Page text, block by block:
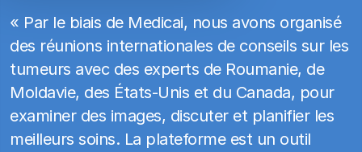
« Par le biais de Medicai, nous avons organisé
des réunions internationales de conseils sur les
tumeurs avec des experts de Roumanie, de
Moldavie, des États-Unis et du Canada, pour
examiner des images, discuter et planifier les
meilleurs soins. La plateforme est un outil